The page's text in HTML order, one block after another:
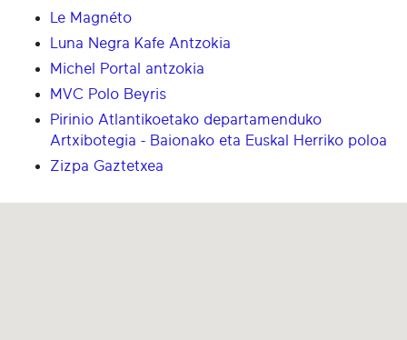
Le Magnéto
Luna Negra Kafe Antzokia
Michel Portal antzokia
MVC Polo Beyris
Pirinio Atlantikoetako departamenduko
Artxibotegia - Baionako eta Euskal Herriko poloa
Zizpa Gaztetxea